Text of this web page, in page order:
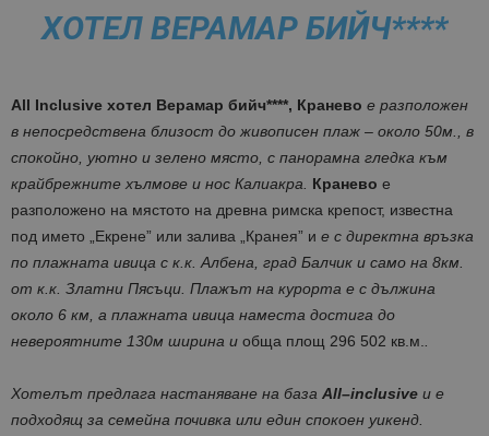
ХОТЕЛ ВЕРАМАР БИЙЧ****
All Inclusive хотел Верамар бийч****, Кранево е разположен
в непосредствена близост до живописен плаж – около 50м., в
спокойно, уютно и зелено място, с панорамна гледка към
крайбрежните хълмове и нос Калиакра. Кранево е
разположено на мястото на древна римска крепост, известна
под името „Екрене” или залива „Кранея” и е с директна връзка
по плажната ивица с к.к. Албена, град Балчик и само на 8км.
от к.к. Златни Пясъци. Плажът на курорта е с дължина
около 6 км, а плажната ивица наместа достига до
невероятните 130м ширина и обща площ 296 502 кв.м..
Хотелът предлага настаняване на база All–inclusive и е
подходящ за семейна почивка или един спокоен уикенд.